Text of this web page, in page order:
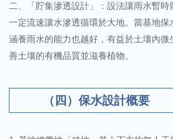
二、「貯集滲透設計」：設法讓雨水暫時
一定流速讓水滲透循環於大地。當基地保
涵養雨水的能力也越好，有益於土壤內微
善土壤的有機品質並滋養植物。
（四）保水設計概要